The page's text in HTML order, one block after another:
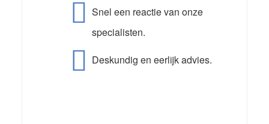
Snel een reactie van onze
specialisten.
Deskundig en eerlijk advies.